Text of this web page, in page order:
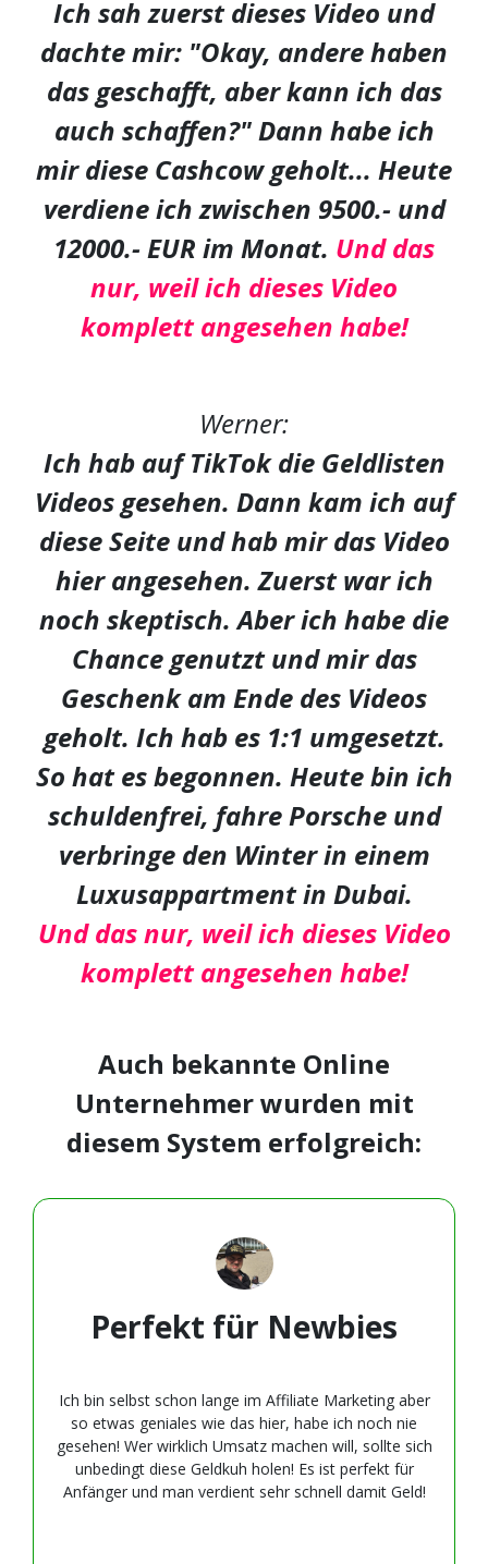
Ich sah zuerst dieses Video und
dachte mir: "Okay, andere haben
das geschafft, aber kann ich das
auch schaffen?" Dann habe ich
mir diese Cashcow geholt... Heute
verdiene ich zwischen 9500.- und
12000.- EUR im Monat. Und das
nur, weil ich dieses Video
komplett angesehen habe!
Werner:
Ich hab auf TikTok die Geldlisten
Videos gesehen. Dann kam ich auf
diese Seite und hab mir das Video
hier angesehen. Zuerst war ich
noch skeptisch. Aber ich habe die
Chance genutzt und mir das
Geschenk am Ende des Videos
geholt. Ich hab es 1:1 umgesetzt.
So hat es begonnen. Heute bin ich
schuldenfrei, fahre Porsche und
verbringe den Winter in einem
Luxusappartment in Dubai.
Und das nur, weil ich dieses Video
komplett angesehen habe!
Auch bekannte Online
Unternehmer wurden mit
diesem System erfolgreich:
Perfekt für Newbies
Ich bin selbst schon lange im Affiliate Marketing aber
so etwas geniales wie das hier, habe ich noch nie
gesehen! Wer wirklich Umsatz machen will, sollte sich
unbedingt diese Geldkuh holen! Es ist perfekt für
Anfänger und man verdient sehr schnell damit Geld!